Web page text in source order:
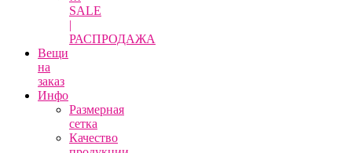
SALE
|
РАСПРОДАЖА
Вещи
на
заказ
Инфо
Размерная
сетка
Качество